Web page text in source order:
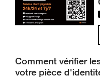
Comment vérifier
votre pièce